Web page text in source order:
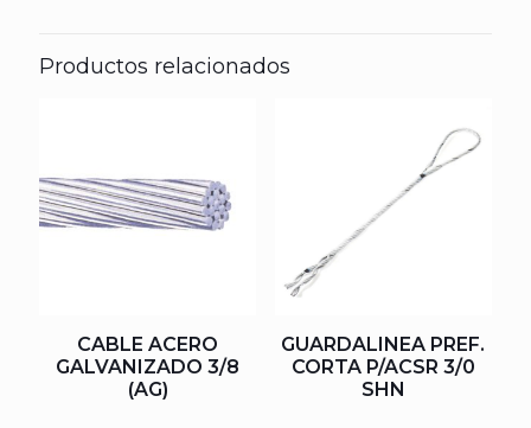
Productos relacionados
CABLE ACERO
GALVANIZADO 3/8
(AG)
GUARDALINEA PREF.
CORTA P/ACSR 3/0
SHN